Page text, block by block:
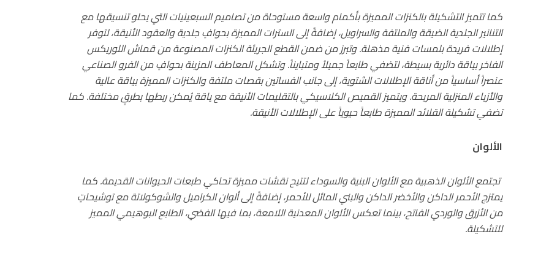
كما تتميز التشكيلة بالكنزات المميزة بأكمام واسعة مستوحاة من تصاميم السبعينيات التي يحلو تنسيقها مع
التنانير الجلدية الضيقة والملتفة والسراويل، إضافةً إلى السترات المميزة بحوافٍ جلدية والعقود الأنيقة، لتوفر
إطلالات فريدة بلمسات فنية مذهلة. وتبرز من ضمن القطع الجريئة الكنزات المصنوعة من قماش اللوريكس
الفاخر بياقة دائرية بسيطة، لتضفي طابعاً جميلاً ومتبايناً. وتشكل المعاطف المزينة بحوافٍ من الفرو الصناعي
عنصراً أساسياً من أناقة الإطلالات الشتوية، إلى جانب الفساتين بقصات ملتفة والكنزات المميزة بياقة عالية
والأزياء المنزلية المريحة. ويتميز القميص الكلاسيكي بالتقليمات الأنيقة مع ياقة يُمكن ربطها بطرقٍ مختلفة. كما
تضفي تشكيلة القلائد المميزة طابعاً حيوياً على الإطلالات الأنيقة.
الألوان
تجتمع الألوان الذهبية مع الألوان البنية والسوداء لتتيح نقشات مميزة تحاكي طبعات الحيوانات القديمة. كما
يمتزج الأحمر الداكن والأخضر الداكن والبني المائل للأحمر، إضافةً إلى ألوان الكراميل والشوكولاتة مع توشيحاتٍ
من الأزرق والوردي الفاتح، بينما تعكس الألوان المعدنية اللامعة، بما فيها الفضي، الطابع البوهيمي المميز
للتشكيلة.